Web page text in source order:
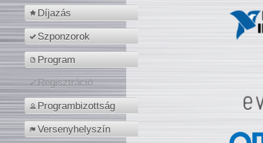
Díjazás
Szponzorok
Program
Regisztráció
Programbizottság
Versenyhelyszín